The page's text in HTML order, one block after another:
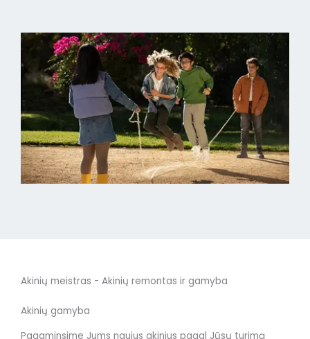
Akinių meistras - Akinių remontas ir gamyba
Akinių gamyba
Pagaminsime Jums naujus akinius pagal Jūsų turimą